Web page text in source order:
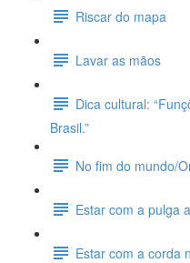
Riscar do mapa
Lavar as mãos
Dica cultural:
Brasil.”
No fim do mundo/
Estar com a pulga
Estar com a corda